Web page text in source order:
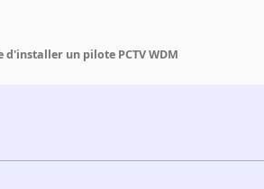
d'installer un pilote PCTV WDM